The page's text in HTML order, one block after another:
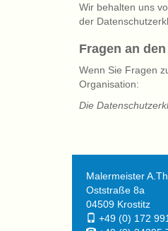
Wir behalten uns
der
Fragen an
Wenn Sie Fragen
Organisation:
Die
Malermeister
Oststraße 8a
04509 Krostitz
+49 (0) 172